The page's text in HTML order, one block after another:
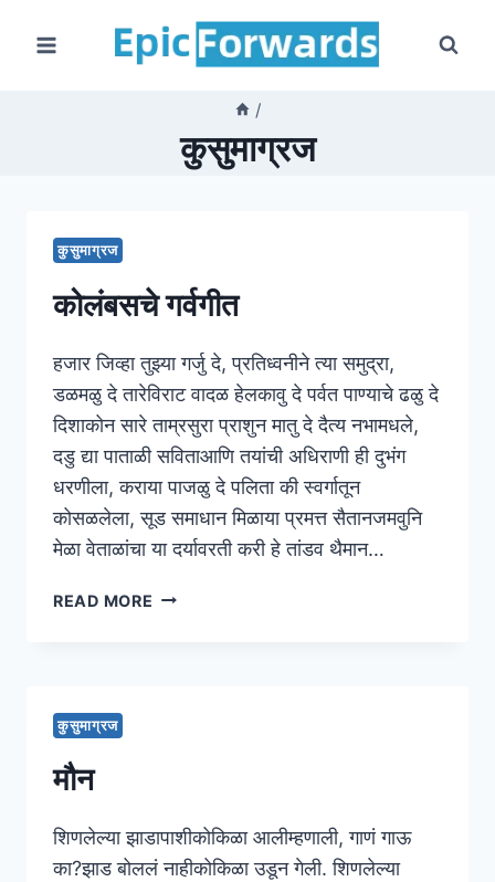
/
कुसुमाग्रज
कुसुमाग्रज
कोलंबसचे गर्वगीत
हजार जिव्हा तुझ्या गर्जु दे, प्रतिध्वनीने त्या समुद्रा,
डळमळु दे तारेविराट वादळ हेलकावु दे पर्वत पाण्याचे ढळु दे
दिशाकोन सारे ताम्रसुरा प्राशुन मातु दे दैत्य नभामधले,
दडु द्या पाताळी सविताआणि तयांची अधिराणी ही दुभंग
धरणीला, कराया पाजळु दे पलिता की स्वर्गातून
कोसळलेला, सूड समाधान मिळाया प्रमत्त सैतानजमवुनि
मेळा वेताळांचा या दर्यावरती करी हे तांडव थैमान…
READ MORE कोलंबसचे
कुसुमाग्रज
मौन
शिणलेल्या झाडापाशीकोकिळा आलीम्हणाली, गाणं गाऊ
का?झाड बोललं नाहीकोकिळा उडून गेली. शिणलेल्या